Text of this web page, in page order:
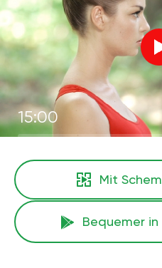
15:00
Mit
Bequemer